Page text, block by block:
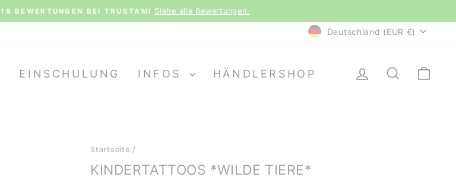
Pause
BEWERTUNGEN BEI TRUSTAMI Siehe alle Bewertungen.
WÄHRUNG
Deutschland (EUR €)
EINSCHULUNG INFOS HÄNDLERSHOP EINLOGGEN
SUCHE
Startseite /
KINDERTATTOOS *WILDE TIERE*